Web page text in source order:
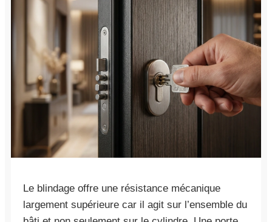
Le blindage offre une résistance mécanique
largement supérieure car il agit sur l’ensemble du